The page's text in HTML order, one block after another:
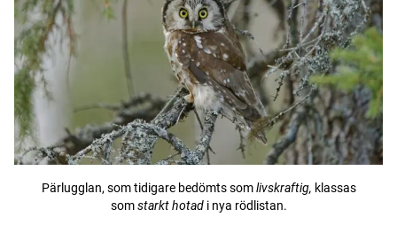
Pärlugglan, som tidigare bedömts somlivskraftig, klassas
somstarkt hotadi nya rödlistan.